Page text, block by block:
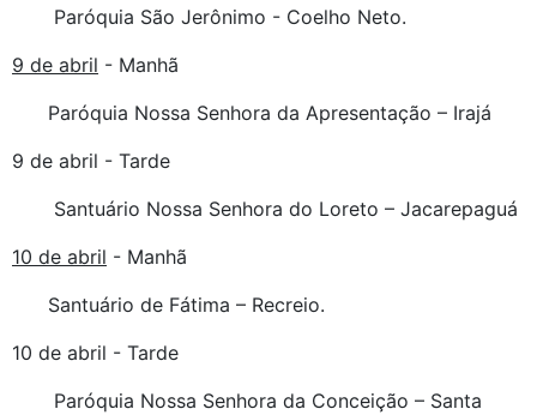
Paróquia São Jerônimo - Coelho Neto.
9 de abril - Manhã
Paróquia Nossa Senhora da Apresentação – Irajá
9 de abril - Tarde
Santuário Nossa Senhora do Loreto – Jacarepaguá
10 de abril - Manhã
Santuário de Fátima – Recreio.
10 de abril - Tarde
Paróquia Nossa Senhora da Conceição – Santa